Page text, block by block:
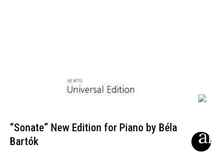
“Sonate” New Edition for Piano by Béla
Bartók